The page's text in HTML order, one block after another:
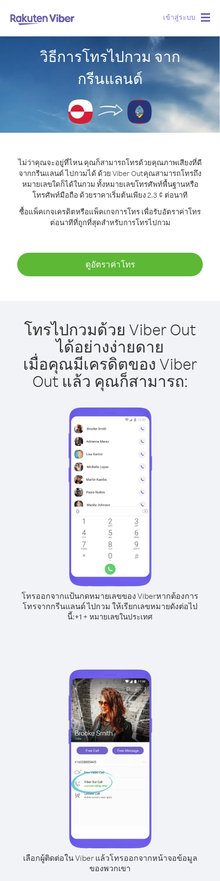
เข้าสู่ระบบ
วิธีการโทรไปกวม จาก
กรีนแลนด์
ไม่ว่าคุณจะอยู่ที่ไหน คุณก็สามารถโทรด้วยคุณภาพเสียงที่ดี
จากกรีนแลนด์ ไปกวมได้ ด้วย Viber Outคุณสามารถโทรถึง
หมายเลขใดก็ได้ในกวม ทั้งหมายเลขโทรศัพท์พื้นฐานหรือ
โทรศัพท์มือถือ ด้วยราคาเริ่มต้นเพียง 2.3 ¢ ต่อนาที
ซื้อแพ็คเกจเครดิตหรือแพ็คเกจการโทร เพื่อรับอัตราค่าโทร
ต่อนาทีที่ถูกที่สุดสำหรับการโทรไปกวม
ดูอัตราค่าโทร
โทรไปกวมด้วย Viber Out
ได้อย่างง่ายดาย
เมื่อคุณมีเครดิตของ Viber
Out แล้ว คุณก็สามารถ:
โทรออกจากแป้นกดหมายเลขของ Viberหากต้องการ
โทรจากกรีนแลนด์ ไปกวม ให้เรียกเลขหมายดังต่อไป
นี้:+1 + หมายเลขในประเทศ
เลือกผู้ติดต่อใน Viber แล้วโทรออกจากหน้าจอข้อมูล
ของพวกเขา